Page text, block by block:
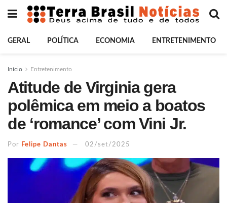
GERAL POLÍTICA ECONOMIA ENTRETENIMENTO
Início Entretenimento
Atitude de Virginia gera
polêmica em meio a boatos
de ‘romance’ com Vini Jr.
Por Felipe Dantas 02/set/2025